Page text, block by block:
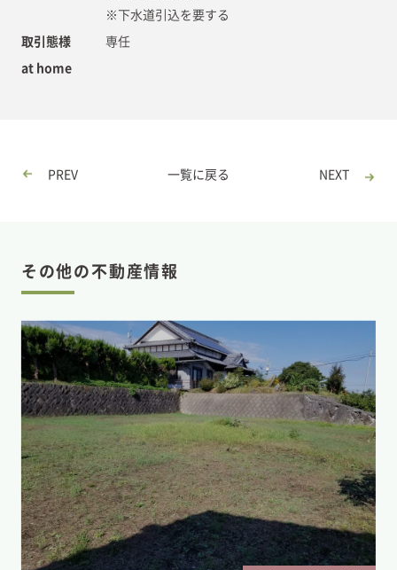
※下水道引込を要する
取引態様 専任
at home
PREV 一覧に戻る NEXT
その他の不動産情報